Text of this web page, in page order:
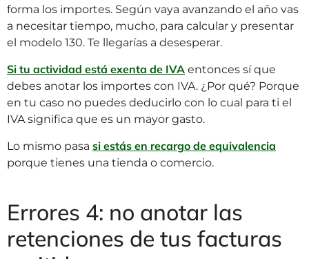
forma los importes. Según vaya avanzando el año vas
a necesitar tiempo, mucho, para calcular y presentar
el modelo 130. Te llegarías a desesperar.
Si tu actividad está exenta de IVA entonces sí que
debes anotar los importes con IVA. ¿Por qué? Porque
en tu caso no puedes deducirlo con lo cual para ti el
IVA significa que es un mayor gasto.
Lo mismo pasa si estás en recargo de equivalencia
porque tienes una tienda o comercio.
Errores 4: no anotar las
retenciones de tus facturas